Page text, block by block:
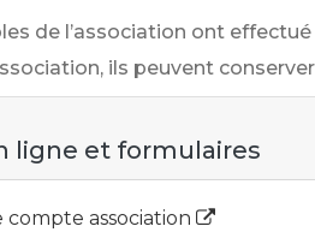
de l’association ont
ils peuvent
ligne et formulaires
compte association